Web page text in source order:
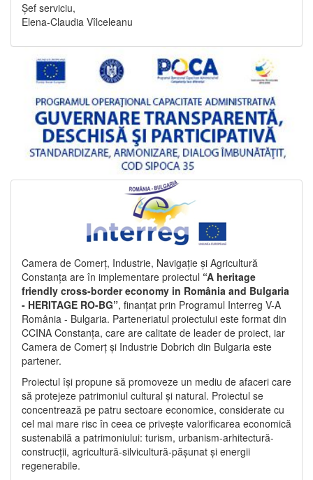
Șef serviciu,
Elena-Claudia Vîlceleanu
Camera de Comerț, Industrie, Navigație și Agricultură
Constanța are în implementare proiectul “A heritage
friendly cross-border economy in România and Bulgaria
- HERITAGE RO-BG”, finanțat prin Programul Interreg V-A
România - Bulgaria. Parteneriatul proiectului este format din
CCINA Constanța, care are calitate de leader de proiect, iar
Camera de Comerț și Industrie Dobrich din Bulgaria este
partener.
Proiectul își propune să promoveze un mediu de afaceri care
să protejeze patrimoniul cultural și natural. Proiectul se
concentrează pe patru sectoare economice, considerate cu
cel mai mare risc în ceea ce privește valorificarea economică
sustenabilă a patrimoniului: turism, urbanism-arhitectură-
construcții, agricultură-silvicultură-pășunat și energii
regenerabile.